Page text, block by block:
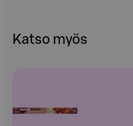
Katso myös